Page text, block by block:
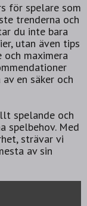
för spelare som
trenderna och
du inte bara
utan även tips
maximera
en säker och
spelande och
spelbehov. Med
strävar vi
av sin